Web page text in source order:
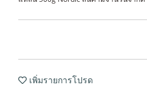
เพิ่มรายการโปรด